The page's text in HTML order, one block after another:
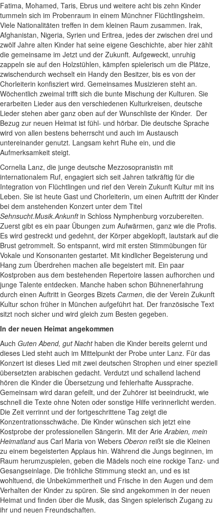
Fatima, Mohamed, Taris, Ebrus und weitere acht bis zehn Kinder
tummeln sich im Probenraum in einem Münchner Flüchtlingsheim.
Viele Nationalitäten treffen in dem kleinen Raum zusammen. Irak,
Afghanistan, Nigeria, Syrien und Eritrea, jedes der zwischen drei und
zwölf Jahre alten Kinder hat seine eigene Geschichte, aber hier zählt
die gemeinsame im Jetzt und der Zukunft. Aufgeweckt, unruhig
zappeln sie auf den Holzstühlen, kämpfen spielerisch um die Plätze,
zwischendurch wechselt ein Handy den Besitzer, bis es von der
Chorleiterin konfisziert wird. Gemeinsames Musizieren steht an.
Wöchentlich zweimal trifft sich die bunte Mischung der Kulturen. Sie
erarbeiten Lieder aus den verschiedenen Kulturkreisen, deutsche
Lieder stehen aber ganz oben auf der Wunschliste der Kinder. Der
Bezug zur neuen Heimat ist fühl- und hörbar. Die deutsche Sprache
wird von allen bestens beherrscht und auch im Austausch
untereinander genutzt. Langsam kehrt Ruhe ein, und die
Aufmerksamkeit steigt.
Cornelia Lanz, die junge deutsche Mezzosopranistin mit
internationalem Ruf, engagiert sich seit Jahren tatkräftig für die
Integration von Flüchtlingen und rief den Verein Zukunft Kultur mit ins
Leben. Sie ist heute Gast und Chorleiterin, um einen Auftritt der Kinder
bei dem anstehenden Konzert unter dem Titel
Sehnsucht.Musik.Ankunftin Schloss Nymphenburg vorzubereiten.
Zuerst gibt es ein paar Übungen zum Aufwärmen, ganz wie die Profis.
Es wird gestreckt und gedehnt, der Körper abgeklopft, lautstark auf die
Brust getrommelt. So entspannt, wird mit ersten Stimmübungen für
Vokale und Konsonanten gestartet. Mit kindlicher Begeisterung und
Hang zum Überdrehen machen alle begeistert mit. Ein paar
Kostproben aus dem bestehenden Repertoire lassen aufhorchen und
junge Talente entdecken. Manche haben schon Bühnenerfahrung
durch einen Auftritt in Georges Bizets Carmen, die der Verein Zukunft
Kultur schon früher in München aufgeführt hat. Der französische Text
sitzt noch sicher und wird gleich zum Besten gegeben.
In der neuen Heimat angekommen
Auch Guten Abend, gut Nachthaben die Kinder bereits gelernt und
dieses Lied steht auch im Mittelpunkt der Probe unter Lanz. Für das
Konzert ist dieses Lied mit zwei deutschen Strophen und einer speziell
übersetzten arabischen gedacht. Verdutzt und schallend lachend
hören die Kinder die Übersetzung und fehlerhafte Aussprache.
Gemeinsam wird daran gefeilt, und der Zuhörer ist beeindruckt, wie
schnell die Texte ohne Noten oder sonstige Hilfe verinnerlicht werden.
Die Zeit verrinnt und der fortgeschrittene Tag zeigt die
Konzentrationsschwäche. Die Kinder wünschen sich jetzt eine
Kostprobe der professionellen Sängerin. Mit der ArieArabien, mein
Heimatlandaus Carl Maria von Webers Oberon reißt sie die Kleinen
zu einem begeisterten Applaus hin. Während die Jungs beginnen, im
Raum herumzuspielen, geben die Mädels noch eine rockige Tanz- und
Gesangseinlage. Die fröhliche Stimmung steckt an, und es ist
wohltuend, die Unbekümmertheit und Frische in den Augen und dem
Verhalten der Kinder zu spüren. Sie sind angekommen in der neuen
Heimat und finden über die Musik, das Singen spielerisch Zugang zu
ihr und neuen Freundschaften.